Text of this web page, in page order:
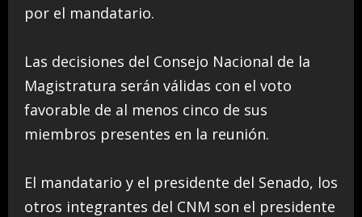
por el mandatario.
Las decisiones del Consejo Nacional de la
Magistratura serán válidas con el voto
favorable de al menos cinco de sus
miembros presentes en la reunión.
El mandatario y el presidente del Senado, los
otros integrantes del CNM son el presidente